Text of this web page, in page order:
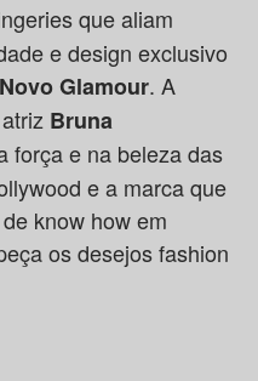
que aliam
e design exclusivo
Glamour. A
Bruna
força e na beleza das
e a marca que
know how em
os desejos fashion